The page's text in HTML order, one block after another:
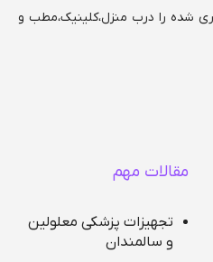
شده را درب منزل،کلینیک،مطب و
مقالات مهم
تجهیزات پزشکی معلولین
و سالمندان